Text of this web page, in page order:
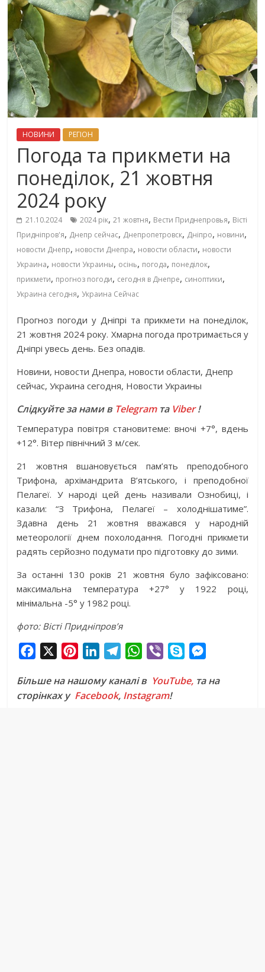
НОВИНИ РЕГІОН
Погода та прикмети на
понеділок, 21 жовтня
2024 року
21.10.2024 2024 рік,21 жовтня, Вести Приднепровья, Вісті
Придніпров'я, Днепр сейчас, Днепропетровск, Дніпро, новини,
новости Днепр, новости Днепра, новости области, новости
Украина, новости Украины, осінь, погода, понеділок,
прикмети, прогноз погоди, сегодня в Днепре, синоптики,
Украина сегодня, Украина Сейчас
Прогноз погоди у Дніпрі та прикмети на понеділок,
21 жовтня 2024 року. Хмарна погода протримається у
Дніпрі увесь день. Без опадів.
Новини, новости Днепра, новости области, Днепр
сейчас, Украина сегодня, Новости Украины
Слідкуйте за нами в Telegramта Viber!
Температура повітря становитеме: вночі +7°, вдень
+12°. Вітер північний 3 м/сек.
21 жовтня вшановується пам’ять преподобного
Трифона, архімандрита В’ятського, і преподобної
Пелагеї. У народі цей день називали Ознобиці, і
казали: “З Трифона, Пелагеї – холоднішатиме”.
Здавна день 21 жовтня вважався у народній
метеорології днем похолодання. Погодні прикмети
радять серйозно подумати про підготовку до зими.
За останні 130 років 21 жовтня було зафіксовано:
максимальна температура +27° у 1922 році,
мінімальна -5° у 1982 році.
фото: Вісті Придніпров’я
c
e
n
t
n
k
l
e
W
a
t
b
e
y
s
Більше на нашому каналі в YouTube, та на
сторінках у Facebook, Instagram!